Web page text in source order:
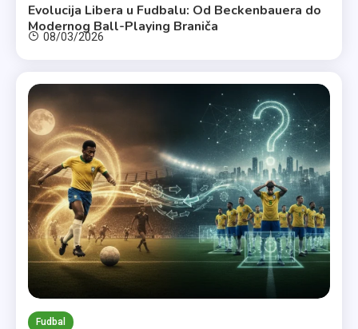
Evolucija Libera u Fudbalu: Od Beckenbauera do
Modernog Ball-Playing Braniča
08/03/2026
Fudbal